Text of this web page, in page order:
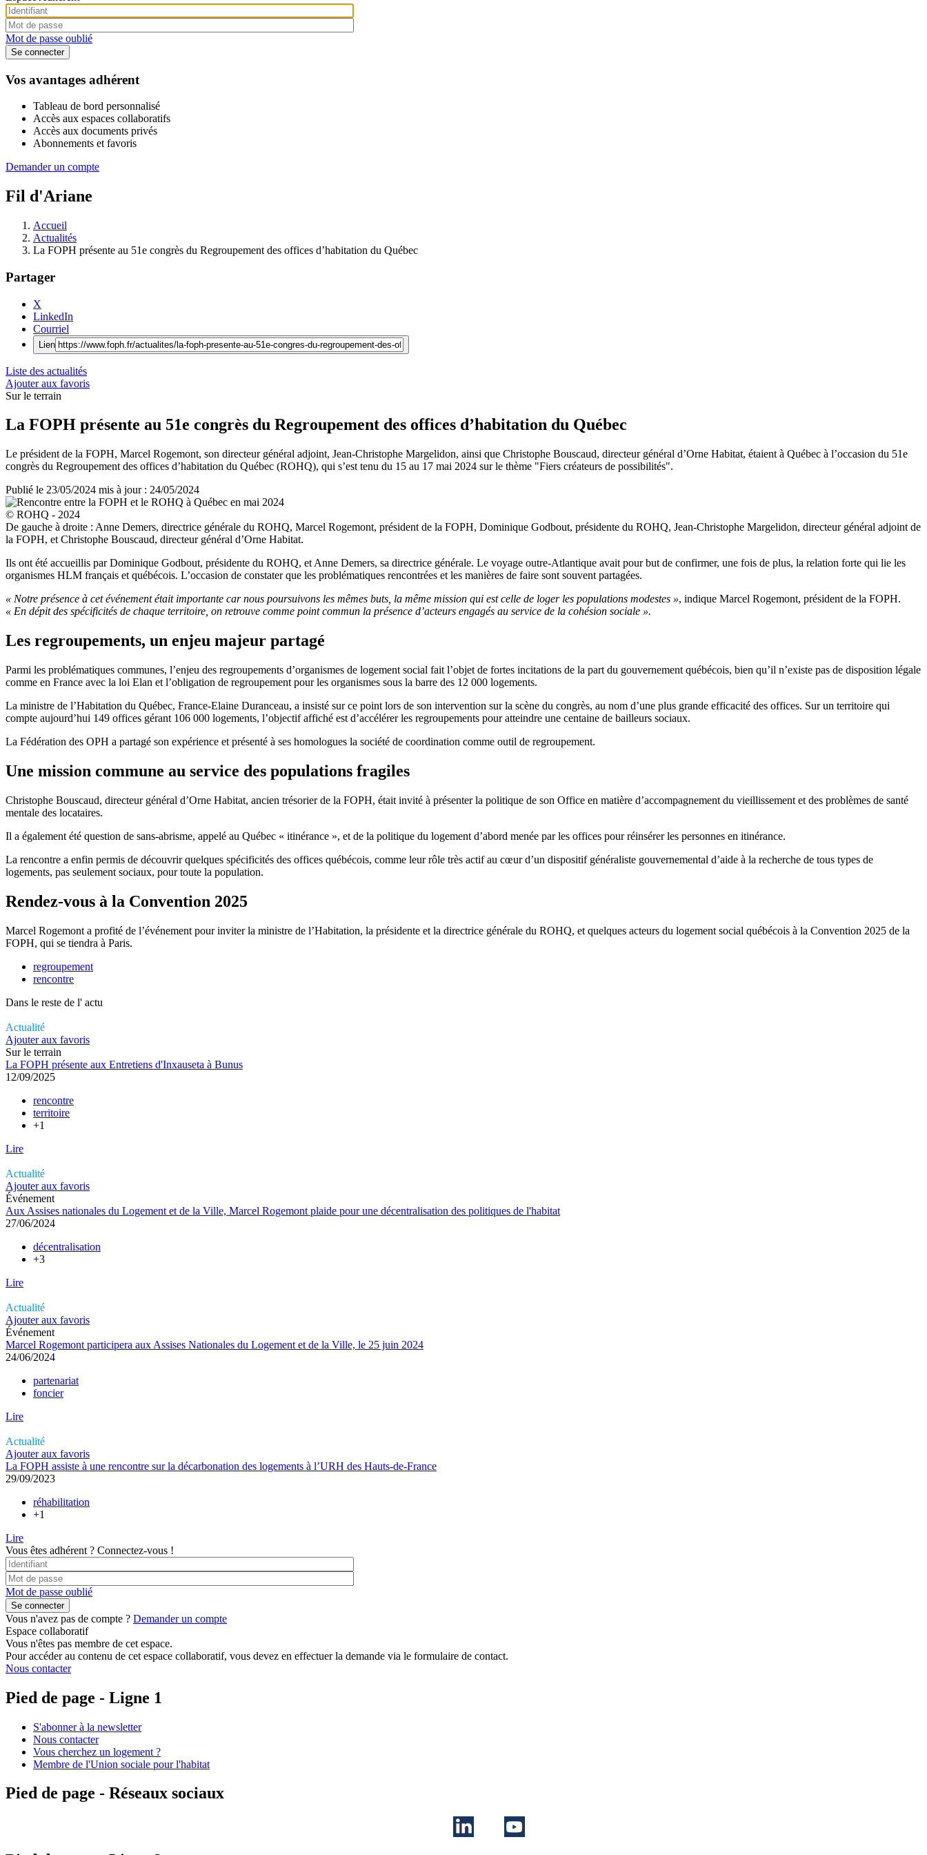
Mot de passe oublié
Vos avantages adhérent
Tableau de bord personnalisé
Accès aux espaces collaboratifs
Accès aux documents privés
Abonnements et favoris
Demander un compte
Fil d'Ariane
Accueil
Actualités
La FOPH présente au 51e congrès du Regroupement des offices d’habitation du Québec
Partager
X
LinkedIn
Courriel
Lien
Liste des actualités
Ajouter aux favoris
Sur le terrain
La FOPH présente au 51e congrès du Regroupement des offices d’habitation du Québec
Le président de la FOPH, Marcel Rogemont, son directeur général adjoint, Jean-Christophe Margelidon, ainsi que Christophe Bouscaud, directeur général d’Orne Habitat, étaient à Québec à l’occasion du 51e
congrès du Regroupement des offices d’habitation du Québec (ROHQ), qui s’est tenu du 15 au 17 mai 2024 sur le thème "Fiers créateurs de possibilités".
Publié le 23/05/2024 mis à jour : 24/05/2024
© ROHQ - 2024
De gauche à droite : Anne Demers, directrice générale du ROHQ, Marcel Rogemont, président de la FOPH, Dominique Godbout, présidente du ROHQ, Jean-Christophe Margelidon, directeur général adjoint de
la FOPH, et Christophe Bouscaud, directeur général d’Orne Habitat.
Ils ont été accueillis par Dominique Godbout, présidente du ROHQ, et Anne Demers, sa directrice générale. Le voyage outre-Atlantique avait pour but de confirmer, une fois de plus, la relation forte qui lie les
organismes HLM français et québécois. L’occasion de constater que les problématiques rencontrées et les manières de faire sont souvent partagées.
« Notre présence à cet événement était importante car nous poursuivons les mêmes buts, la même mission qui est celle de loger les populations modestes », indique Marcel Rogemont, président de la FOPH.
« En dépit des spécificités de chaque territoire, on retrouve comme point commun la présence d’acteurs engagés au service de la cohésion sociale ».
Les regroupements, un enjeu majeur partagé
Parmi les problématiques communes, l’enjeu des regroupements d’organismes de logement social fait l’objet de fortes incitations de la part du gouvernement québécois, bien qu’il n’existe pas de disposition légale
comme en France avec la loi Elan et l’obligation de regroupement pour les organismes sous la barre des 12 000 logements.
La ministre de l’Habitation du Québec, France-Elaine Duranceau, a insisté sur ce point lors de son intervention sur la scène du congrès, au nom d’une plus grande efficacité des offices. Sur un territoire qui
compte aujourd’hui 149 offices gérant 106 000 logements, l’objectif affiché est d’accélérer les regroupements pour atteindre une centaine de bailleurs sociaux.
La Fédération des OPH a partagé son expérience et présenté à ses homologues la société de coordination comme outil de regroupement.
Une mission commune au service des populations fragiles
Christophe Bouscaud, directeur général d’Orne Habitat, ancien trésorier de la FOPH, était invité à présenter la politique de son Office en matière d’accompagnement du vieillissement et des problèmes de santé
mentale des locataires.
Il a également été question de sans-abrisme, appelé au Québec « itinérance », et de la politique du logement d’abord menée par les offices pour réinsérer les personnes en itinérance.
La rencontre a enfin permis de découvrir quelques spécificités des offices québécois, comme leur rôle très actif au cœur d’un dispositif généraliste gouvernemental d’aide à la recherche de tous types de
logements, pas seulement sociaux, pour toute la population.
Rendez-vous à la Convention 2025
Marcel Rogemont a profité de l’événement pour inviter la ministre de l’Habitation, la présidente et la directrice générale du ROHQ, et quelques acteurs du logement social québécois à la Convention 2025 de la
FOPH, qui se tiendra à Paris.
regroupement
rencontre
Dans le reste de l' actu
Actualité
Ajouter aux favoris
Sur le terrain
La FOPH présente aux Entretiens d'Inxauseta à Bunus
12/09/2025
rencontre
territoire
+1
Lire
Actualité
Ajouter aux favoris
Événement
Aux Assises nationales du Logement et de la Ville, Marcel Rogemont plaide pour une décentralisation des politiques de l'habitat
27/06/2024
décentralisation
+3
Lire
Actualité
Ajouter aux favoris
Événement
Marcel Rogemont participera aux Assises Nationales du Logement et de la Ville, le 25 juin 2024
24/06/2024
partenariat
foncier
Lire
Actualité
Ajouter aux favoris
La FOPH assiste à une rencontre sur la décarbonation des logements à l’URH des Hauts-de-France
29/09/2023
réhabilitation
+1
Lire
Vous êtes adhérent ? Connectez-vous !
Mot de passe oublié
Vous n'avez pas de compte ? Demander un compte
Espace collaboratif
Vous n'êtes pas membre de cet espace.
Pour accéder au contenu de cet espace collaboratif, vous devez en effectuer la demande via le formulaire de contact.
Nous contacter
Pied de page - Ligne 1
S'abonner à la newsletter
Nous contacter
Vous cherchez un logement ?
Membre de l'Union sociale pour l'habitat
Pied de page - Réseaux sociaux